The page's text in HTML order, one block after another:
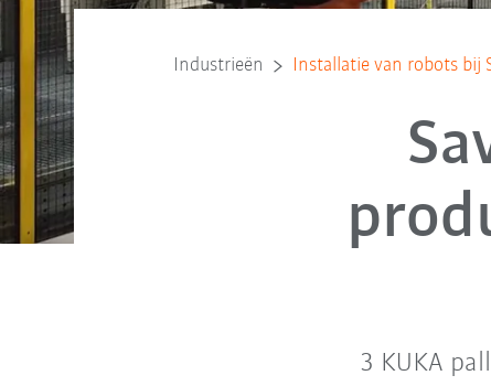
Industrieën Installatie van robots bij
3 KUKA